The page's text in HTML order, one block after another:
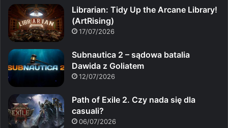
Librarian: Tidy Up the Arcane Library!
(ArtRising)
17/07/2026
Subnautica 2 – sądowa batalia
Dawida z Goliatem
12/07/2026
Path of Exile 2. Czy nada się dla
casuali?
06/07/2026